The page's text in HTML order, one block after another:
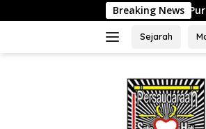
ke
Breaking News
TNI (Purn) Widjang Pranjoto :
Sejarah